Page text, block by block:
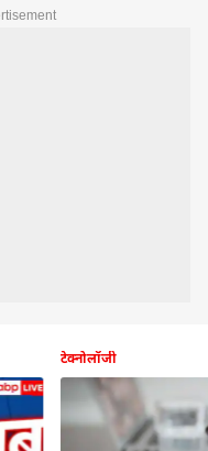
टेक्नोलॉजी